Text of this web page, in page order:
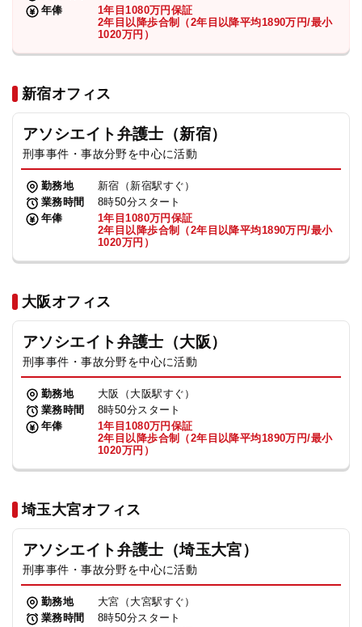
年俸
1年目1080万円保証
2年目以降歩合制（2年目以降平均1890万円/最小
1020万円）
新宿オフィス
アソシエイト弁護士（新宿）
刑事事件・事故分野を中心に活動
勤務地
新宿（新宿駅すぐ）
業務時間
8時50分スタート
年俸
1年目1080万円保証
2年目以降歩合制（2年目以降平均1890万円/最小
1020万円）
大阪オフィス
アソシエイト弁護士（大阪）
刑事事件・事故分野を中心に活動
勤務地
大阪（大阪駅すぐ）
業務時間
8時50分スタート
年俸
1年目1080万円保証
2年目以降歩合制（2年目以降平均1890万円/最小
1020万円）
埼玉大宮オフィス
アソシエイト弁護士（埼玉大宮）
刑事事件・事故分野を中心に活動
勤務地
大宮（大宮駅すぐ）
業務時間
8時50分スタート
求人採用
お知らせ
特設サイト
相談先情報サイト
法人グループ
プライバシーポリシー 利用規約
TikTok受賞 定義集 動画集